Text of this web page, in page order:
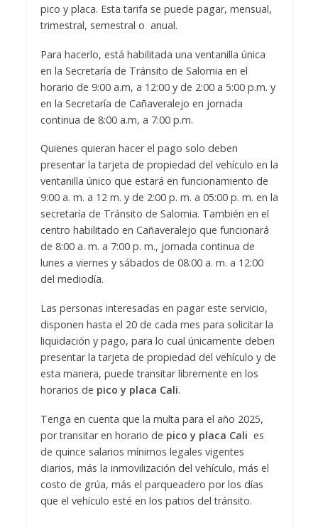
pico y placa. Esta tarifa se puede pagar, mensual,
trimestral, semestral o anual.
Para hacerlo, está habilitada una ventanilla única
en la Secretaría de Tránsito de Salomia en el
horario de 9:00 a.m, a 12:00 y de 2:00 a 5:00 p.m. y
en la Secretaría de Cañaveralejo en jornada
continua de 8:00 a.m, a 7:00 p.m.
Quienes quieran hacer el pago solo deben
presentar la tarjeta de propiedad del vehículo en la
ventanilla único que estará en funcionamiento de
9:00 a. m. a 12 m. y de 2:00 p. m. a 05:00 p. m. en la
secretaría de Tránsito de Salomia. También en el
centro habilitado en Cañaveralejo que funcionará
de 8:00 a. m. a 7:00 p. m., jornada continua de
lunes a viernes y sábados de 08:00 a. m. a 12:00
del mediodía.
Las personas interesadas en pagar este servicio,
disponen hasta el 20 de cada mes para solicitar la
liquidación y pago, para lo cual únicamente deben
presentar la tarjeta de propiedad del vehículo y de
esta manera, puede transitar libremente en los
horarios de pico y placa Cali.
Tenga en cuenta que la multa para el año 2025,
por transitar en horario de pico y placa Cali es
de quince salarios mínimos legales vigentes
diarios, más la inmovilización del vehículo, más el
costo de grúa, más el parqueadero por los días
que el vehículo esté en los patios del tránsito.